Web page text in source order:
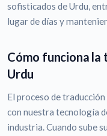
sofisticados de Urdu,
lugar de días y
Cómo funciona la
Urdu
El proceso de
con nuestra tecnología
industria. Cuando sube